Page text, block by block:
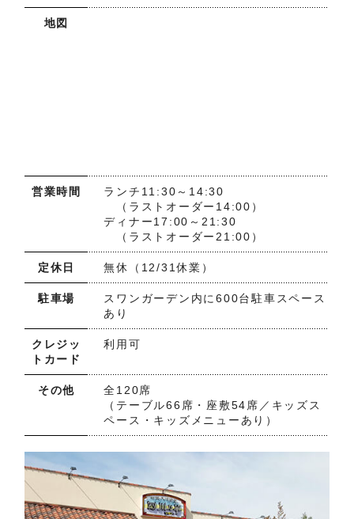
地図
営業時間
ランチ11:30～14:30
（ラストオーダー14:00）
ディナー17:00～21:30
（ラストオーダー21:00）
定休日 無休（12/31休業）
駐車場
スワンガーデン内に600台駐車スペース
あり
クレジッ
トカード
利用可
その他
全120席
（テーブル66席・座敷54席／キッズス
ペース・キッズメニューあり）